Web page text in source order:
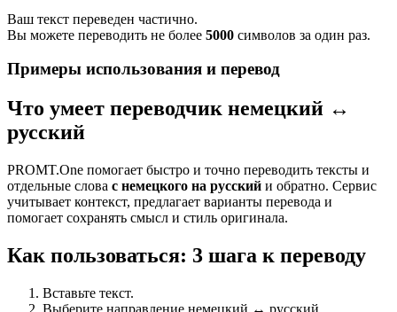
Ваш текст переведен частично.
Вы можете переводить не более 5000 символов за один раз.
Примеры использования и перевод
Что умеет переводчик немецкий ↔
русский
PROMT.One помогает быстро и точно переводить тексты и
отдельные слова с немецкого на русский и обратно. Сервис
учитывает контекст, предлагает варианты перевода и
помогает сохранять смысл и стиль оригинала.
Как пользоваться: 3 шага к переводу
Вставьте текст.
Выберите направление немецкий ↔ русский.